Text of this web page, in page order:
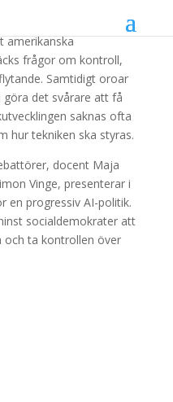
amerikanska
frågor om kontroll,
Samtidigt oroar
det svårare att få
saknas ofta
hur tekniken ska styras.
docent Maja
Vinge, presenterar i
en progressiv AI-politik.
socialdemokrater att
och ta kontrollen över